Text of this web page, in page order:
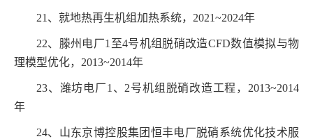
21 、就地热再生机组加热系统， 2021~2024年
22、滕州电厂1 至4号机组脱硝改造CFD数值模拟与物
理模型优化， 2013~2014年
23、潍坊电厂1 、 2号机组脱硝改造工程， 2013~2014
年
24、山东京博控股集团恒丰电厂脱硝系统优化技术服